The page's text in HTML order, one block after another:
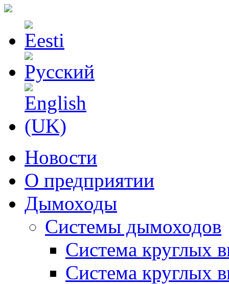
Новости
О предприятии
Дымоходы
Системы дымоходов
Система круглых
Система круглых